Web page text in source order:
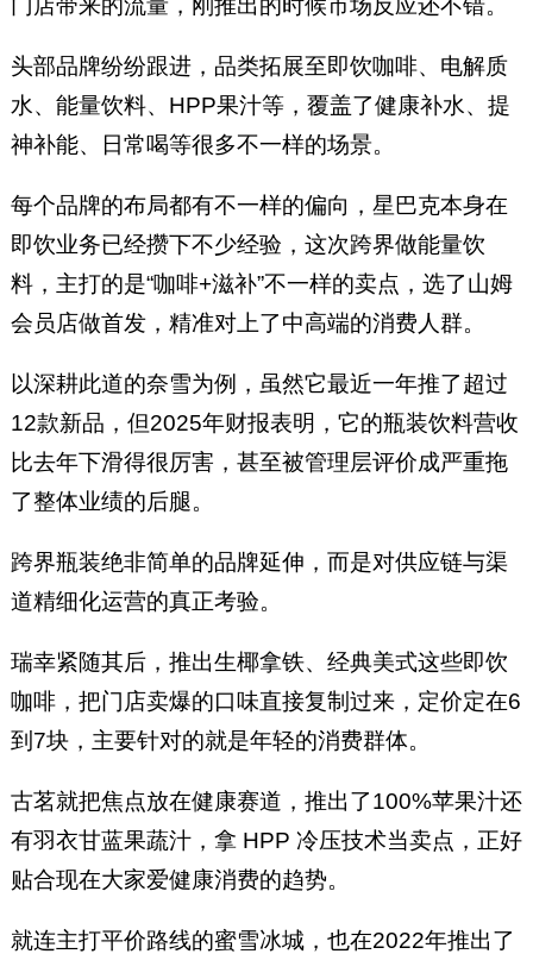
门店带来的流量，刚推出的时候市场反应还不错。
头部品牌纷纷跟进，品类拓展至即饮咖啡、电解质
水、能量饮料、HPP果汁等，覆盖了健康补水、提
神补能、日常喝等很多不一样的场景。
每个品牌的布局都有不一样的偏向，星巴克本身在
即饮业务已经攒下不少经验，这次跨界做能量饮
料，主打的是“咖啡+滋补”不一样的卖点，选了山姆
会员店做首发，精准对上了中高端的消费人群。
以深耕此道的奈雪为例，虽然它最近一年推了超过
12款新品，但2025年财报表明，它的瓶装饮料营收
比去年下滑得很厉害，甚至被管理层评价成严重拖
了整体业绩的后腿。
跨界瓶装绝非简单的品牌延伸，而是对供应链与渠
道精细化运营的真正考验。
瑞幸紧随其后，推出生椰拿铁、经典美式这些即饮
咖啡，把门店卖爆的口味直接复制过来，定价定在6
到7块，主要针对的就是年轻的消费群体。
古茗就把焦点放在健康赛道，推出了100%苹果汁还
有羽衣甘蓝果蔬汁，拿 HPP 冷压技术当卖点，正好
贴合现在大家爱健康消费的趋势。
就连主打平价路线的蜜雪冰城，也在2022年推出了